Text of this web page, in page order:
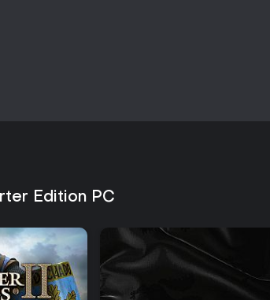
A sucessão é o pilar do jogo a
Preferências culturais e
suficiente.
Crusader Kings III combina
busca simulações políticas
centrada nos personagens
decisões do jogador, em vez
Edition PC